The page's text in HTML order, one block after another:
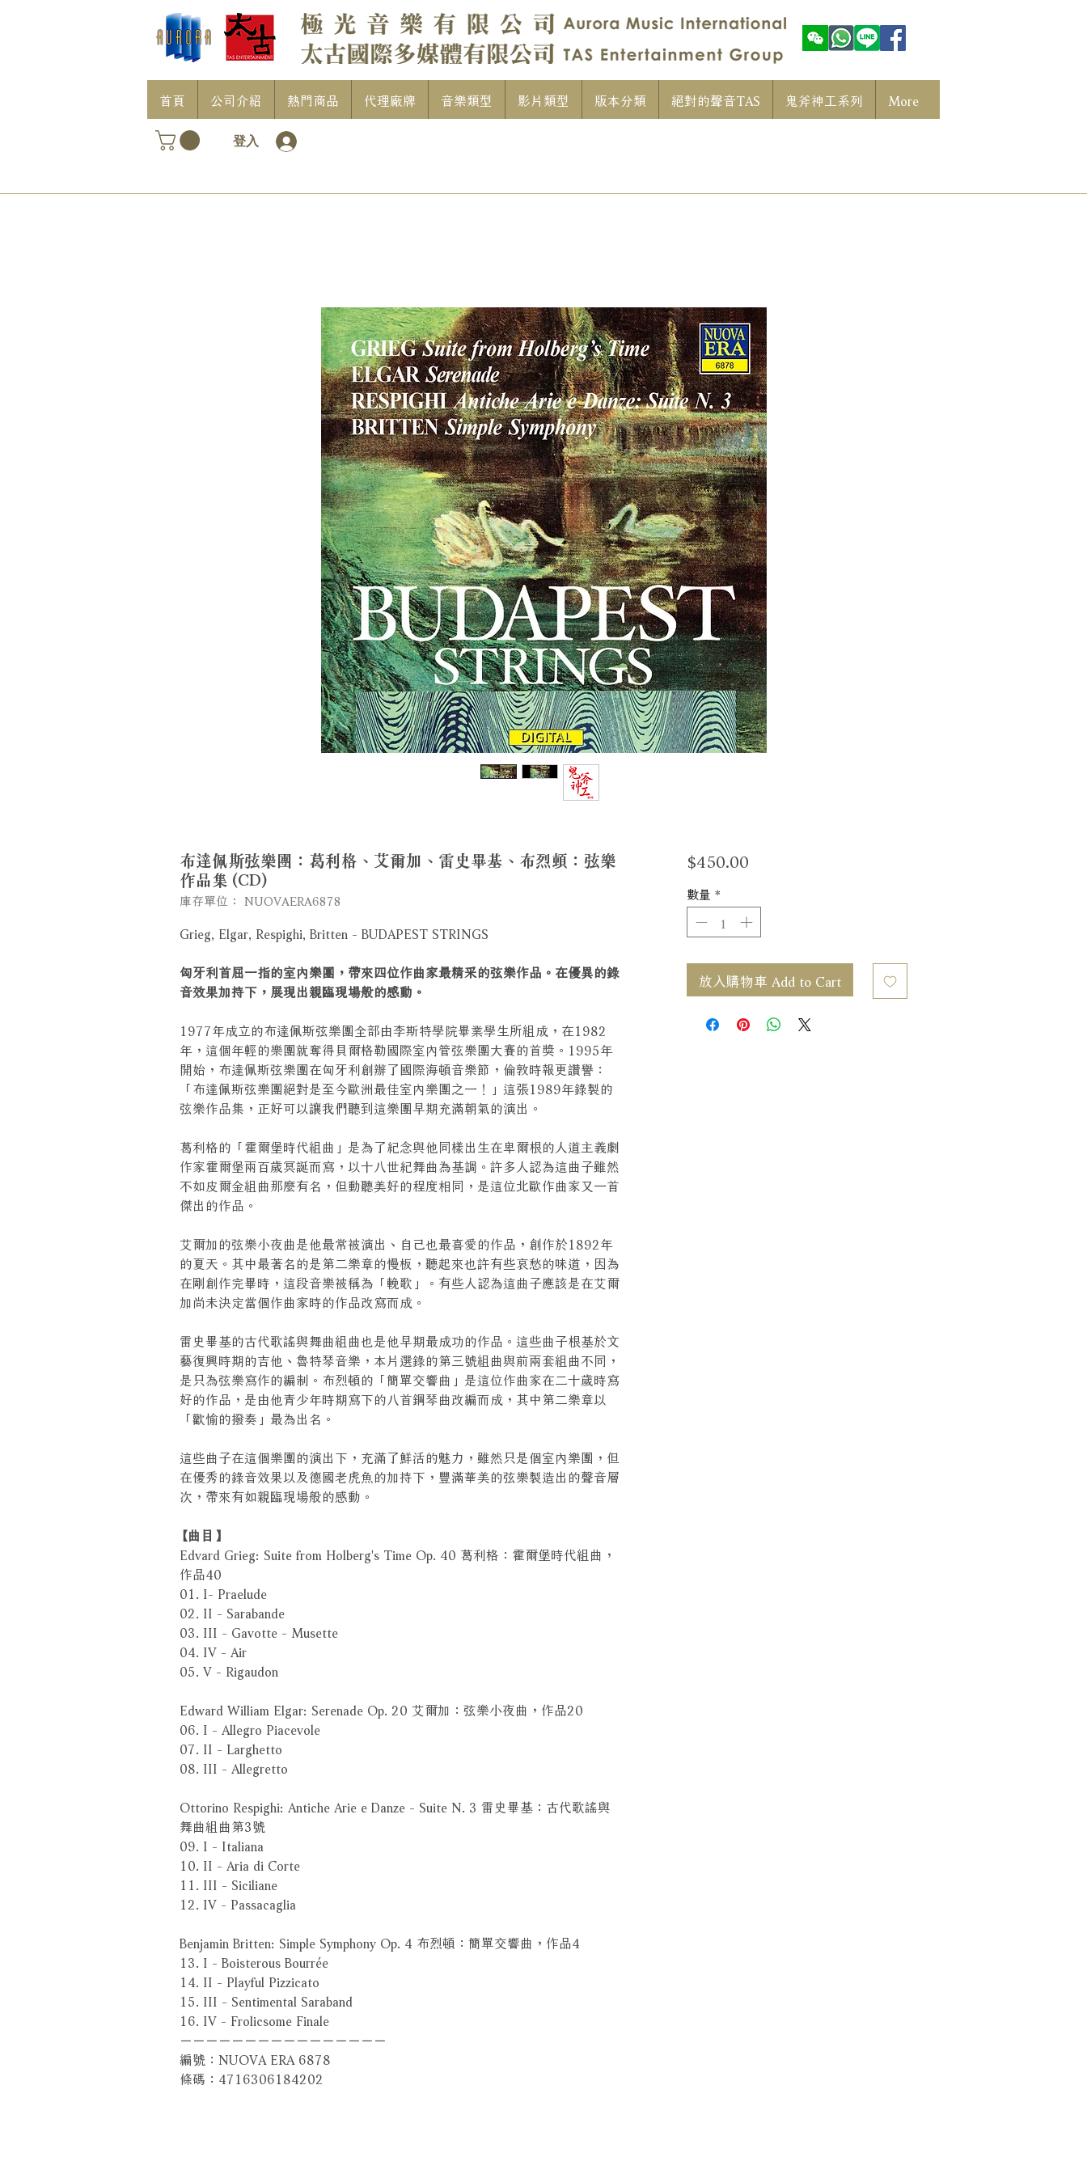
首頁 公司介紹 熱門商品 代理廠牌 音樂類型 影片類型 版本分類 絕對的聲音TAS 鬼斧神工系列 More
登入
布達佩斯弦樂團：葛利格、艾爾加、雷史畢基、布烈頓：弦樂
作品集 (CD)
庫存單位： NUOVAERA6878
Grieg, Elgar, Respighi, Britten - BUDAPEST STRINGS
匈牙利首屈一指的室內樂團，帶來四位作曲家最精采的弦樂作品。在優異的錄
音效果加持下，展現出親臨現場般的感動。
1977年成立的布達佩斯弦樂團全部由李斯特學院畢業學生所組成，在1982
年，這個年輕的樂團就奪得貝爾格勒國際室內管弦樂團大賽的首獎。1995年
開始，布達佩斯弦樂團在匈牙利創辦了國際海頓音樂節，倫敦時報更讚譽：
「布達佩斯弦樂團絕對是至今歐洲最佳室內樂團之一！」這張1989年錄製的
弦樂作品集，正好可以讓我們聽到這樂團早期充滿朝氣的演出。
葛利格的「霍爾堡時代組曲」是為了紀念與他同樣出生在卑爾根的人道主義劇
作家霍爾堡兩百歲冥誕而寫，以十八世紀舞曲為基調。許多人認為這曲子雖然
不如皮爾金組曲那麼有名，但動聽美好的程度相同，是這位北歐作曲家又一首
傑出的作品。
艾爾加的弦樂小夜曲是他最常被演出、自己也最喜愛的作品，創作於1892年
的夏天。其中最著名的是第二樂章的慢板，聽起來也許有些哀愁的味道，因為
在剛創作完畢時，這段音樂被稱為「輓歌」。有些人認為這曲子應該是在艾爾
加尚未決定當個作曲家時的作品改寫而成。
雷史畢基的古代歌謠與舞曲組曲也是他早期最成功的作品。這些曲子根基於文
藝復興時期的吉他、魯特琴音樂，本片選錄的第三號組曲與前兩套組曲不同，
是只為弦樂寫作的編制。布烈頓的「簡單交響曲」是這位作曲家在二十歲時寫
好的作品，是由他青少年時期寫下的八首鋼琴曲改編而成，其中第二樂章以
「歡愉的撥奏」最為出名。
這些曲子在這個樂團的演出下，充滿了鮮活的魅力，雖然只是個室內樂團，但
在優秀的錄音效果以及德國老虎魚的加持下，豐滿華美的弦樂製造出的聲音層
次，帶來有如親臨現場般的感動。
【曲目】
Edvard Grieg: Suite from Holberg's Time Op. 40 葛利格：霍爾堡時代組曲，
作品40
01. I- Praelude
02. II - Sarabande
03. III - Gavotte - Musette
04. IV - Air
05. V - Rigaudon
Edward William Elgar: Serenade Op. 20 艾爾加：弦樂小夜曲，作品20
06. I - Allegro Piacevole
07. II - Larghetto
08. III - Allegretto
Ottorino Respighi: Antiche Arie e Danze - Suite N. 3 雷史畢基：古代歌謠與
舞曲組曲第3號
09. I - Italiana
10. II - Aria di Corte
11. III - Siciliane
12. IV - Passacaglia
Benjamin Britten: Simple Symphony Op. 4 布烈頓：簡單交響曲，作品4
13. I - Boisterous Bourrée
14. II - Playful Pizzicato
15. III - Sentimental Saraband
16. IV - Frolicsome Finale
－－－－－－－－－－－－－－－－
編號：NUOVA ERA 6878
條碼：4716306184202
$450.00價
數量 *
放入購物車 Add to Cart